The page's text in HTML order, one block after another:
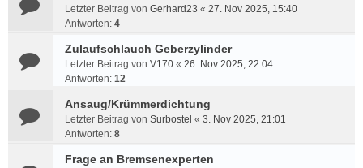
Letzter Beitrag von Gerhard23 « 27. Nov 2025, 15:40
Antworten: 4
Zulaufschlauch Geberzylinder
Letzter Beitrag von V170 « 26. Nov 2025, 22:04
Antworten: 12
Ansaug/Krümmerdichtung
Letzter Beitrag von Surbostel « 3. Nov 2025, 21:01
Antworten: 8
Frage an Bremsenexperten